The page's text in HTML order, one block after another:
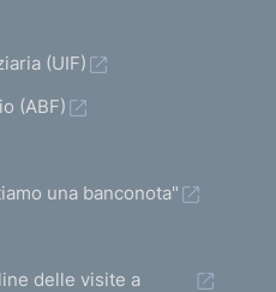
(UIF)
(ABF)
una banconota"
delle visite a